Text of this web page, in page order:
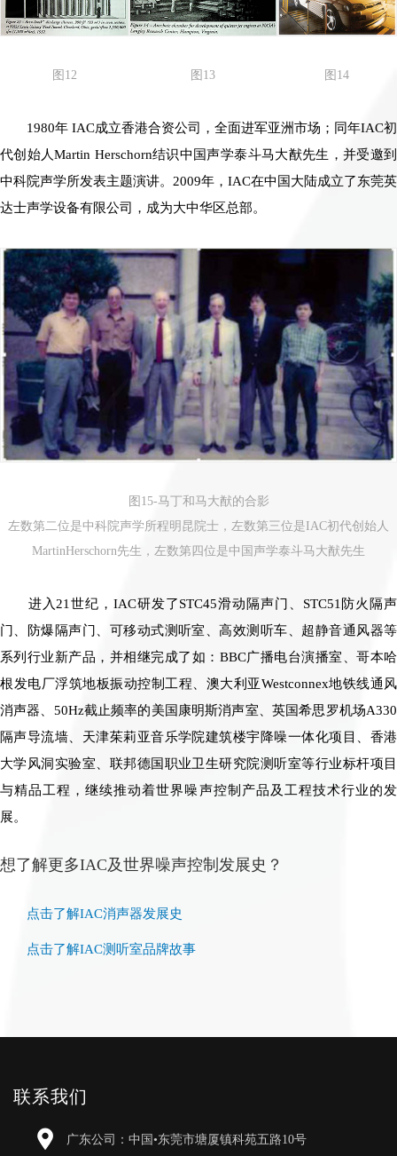
图12 图13 图14
1980年 IAC成立香港合资公司，全面进军亚洲市场；同年IAC初
代创始人Martin Herschorn结识中国声学泰斗马大猷先生，并受邀到
中科院声学所发表主题演讲。2009年，IAC在中国大陆成立了东莞英
达士声学设备有限公司，成为大中华区总部。
图15-马丁和马大猷的合影
左数第二位是中科院声学所程明昆院士，左数第三位是IAC初代创始人
MartinHerschorn先生，左数第四位是中国声学泰斗马大猷先生
进入21世纪，IAC研发了STC45滑动隔声门、STC51防火隔声
门、防爆隔声门、可移动式测听室、高效测听车、超静音通风器等
系列行业新产品，并相继完成了如：BBC广播电台演播室、哥本哈
根发电厂浮筑地板振动控制工程、澳大利亚Westconnex地铁线通风
消声器、50Hz截止频率的美国康明斯消声室、英国希思罗机场A330
隔声导流墙、天津茱莉亚音乐学院建筑楼宇降噪一体化项目、香港
大学风洞实验室、联邦德国职业卫生研究院测听室等行业标杆项目
与精品工程，继续推动着世界噪声控制产品及工程技术行业的发
展。
想了解更多IAC及世界噪声控制发展史？
点击了解IAC消声器发展史
点击了解IAC测听室品牌故事
联系我们
广东公司：中国•东莞市塘厦镇科苑五路10号